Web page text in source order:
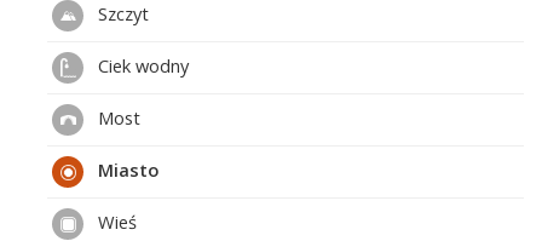
Szczyt
Ciek wodny
Most
Miasto
Wieś